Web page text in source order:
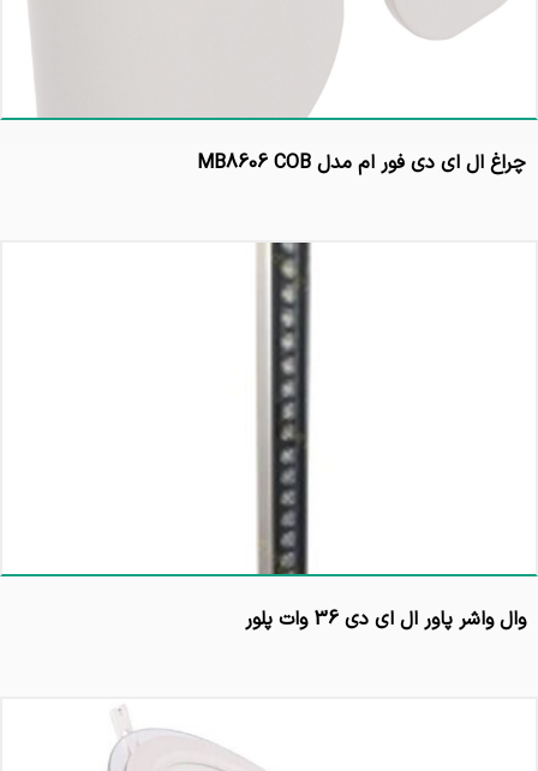
چراغ ال ای دی فور ام مدل MB8606 COB
وال واشر پاور ال ای دی 36 وات پلور